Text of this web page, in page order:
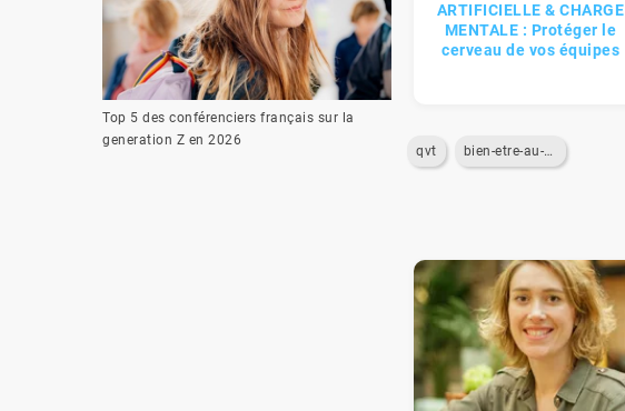
Top 5 des conférenciers français sur la
generation Z en 2026
ARTIFICIELLE & CHARGE
MENTALE : Protéger le
cerveau de vos équipes
qvt bien-etre-au-travail